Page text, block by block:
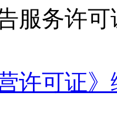
务许可
许可证